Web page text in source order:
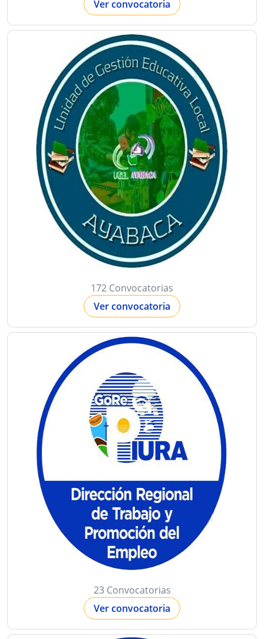
Ver convocatoria
172 Convocatorias
Ver convocatoria
23 Convocatorias
Ver convocatoria